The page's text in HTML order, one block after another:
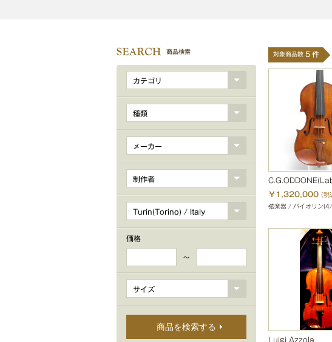
対象商品数 5 件
￥1,320,000（税
弦楽器 / バイオリン
Luigi Azzola
商品検索
カテゴリ
種類
メーカー
制作者
Turin(Torino) / Italy
価格
～
サイズ
商品を検索する